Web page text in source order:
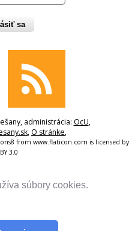
súbory cookies.
sa
administrácia: OcU,
, O stránke,
from www.flaticon.com is licensed by
3.0